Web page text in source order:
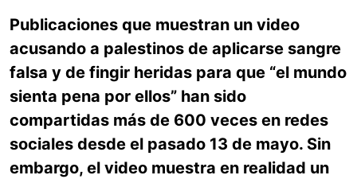
Publicaciones que muestran un video
acusando a palestinos de aplicarse sangre
falsa y de fingir heridas para que “el mundo
sienta pena por ellos” han sido
compartidas más de 600 veces en redes
sociales desde el pasado 13 de mayo. Sin
embargo, el video muestra en realidad un